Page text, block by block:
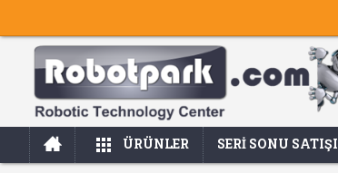
ÜRÜNLER SERI SONU SATIŞI